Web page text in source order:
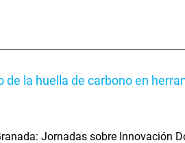
de la huella de carbono en
Jornadas sobre Innovación